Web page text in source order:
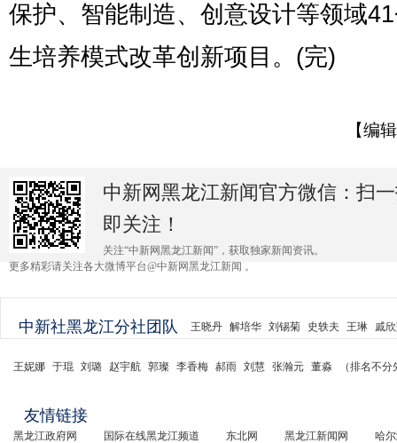
保护、智能制造、创意设计等领域
生培养模式改革创新项目。(完)
【编
中新网黑龙江新闻官方微信：扫
即关注！
关注“中新网黑龙江新闻”，获取独家新闻资讯。
更多精彩请关注各大微博平台@中新网黑龙江新闻 。
中新社黑龙江分社团队 王晓丹 解培华 刘锡菊 史轶夫 王琳 戚
王妮娜 于琨 刘璐 赵宇航 郭璨 李香梅 郝雨 刘慧 张瀚元 董淼 （排名不
友情链接
黑龙江政府网 国际在线黑龙江频道 东北网 黑龙江新闻网
哈